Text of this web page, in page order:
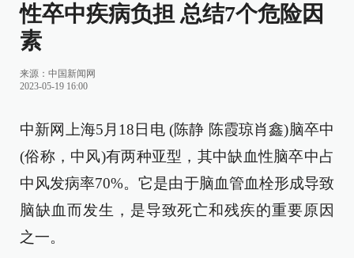
性卒中疾病负担 总结7个危险因
素
来源： 中国新闻网
2023-05-19 16:00
中新网上海5月18日电 (陈静 陈霞琼肖鑫)脑卒中
(俗称，中风)有两种亚型，其中缺血性脑卒中占
中风发病率70%。它是由于脑血管血栓形成导致
脑缺血而发生，是导致死亡和残疾的重要原因
之一。